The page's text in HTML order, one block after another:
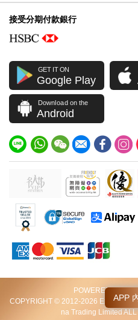
APP
接受分期付款銀行
GET IT ON
Google Play
Download on the
Android
POWERED BY VIP
COPYRIGHT © 2012-2026 Excellent
na Trading Limited